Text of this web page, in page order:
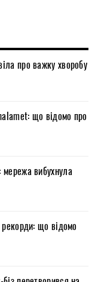
про важку хворобу
що відомо про
мережа вибухнула
що відомо